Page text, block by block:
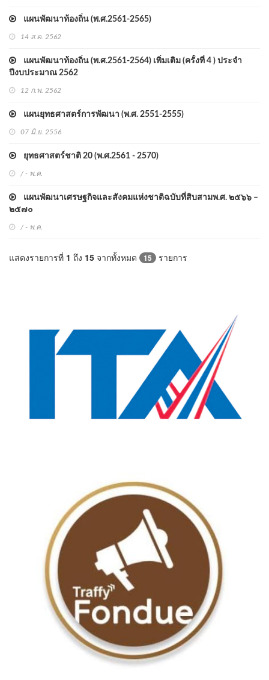
แผนพัฒนาท้องถิ่น (พ.ศ.2561-2565)
14 ส.ค. 2562
แผนพัฒนาท้องถิ่น (พ.ศ.2561-2564) เพิ่มเติม (ครั้งที่ 4 ) ประจำ
ปีงบประมาณ 2562
12 ก.พ. 2562
แผนยุทธศาสตร์การพัฒนา (พ.ศ. 2551-2555)
07 มิ.ย. 2556
ยุทธศาสตร์ชาติ 20 (พ.ศ.2561 - 2570)
/ - พ.ค.
แผนพัฒนาเศรษฐกิจและสังคมแห่งชาติฉบับที่สิบสามพ.ศ. ๒๕๖๖ –
๒๕๗๐
/ - พ.ค.
แสดงรายการที่ 1 ถึง 15 จากทั้งหมด 15 รายการ